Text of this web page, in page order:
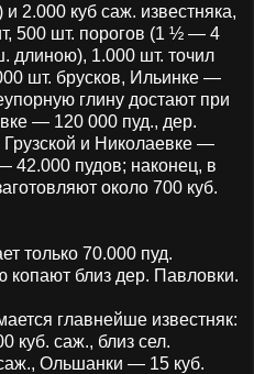
2.000 куб саж. известняка,
500 шт. порогов (1 ½ — 4
1.000 шт. точил
шт. брусков, Ильинке —
глину достают при
— 120 000 пуд., дер.
и Николаевке —
42.000 пудов; наконец, в
около 700 куб.
только 70.000 пуд.
копают близ дер. Павловки.
главнейше известняк:
куб. саж., близ сел.
Ольшанки — 15 куб.